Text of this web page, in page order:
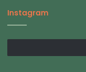
Instagram